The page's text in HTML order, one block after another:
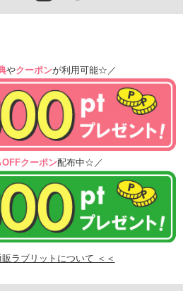
やクーポンが利用可能☆／
OFFクーポン配布中☆／
ラブリットについて ＜＜